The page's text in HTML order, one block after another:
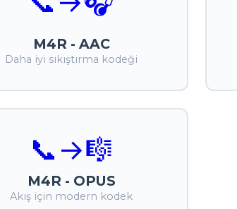
M4R - AAC
Daha iyi sıkıştırma kodeği
📞 →🎼
M4R - OPUS
Akış için modern kodek